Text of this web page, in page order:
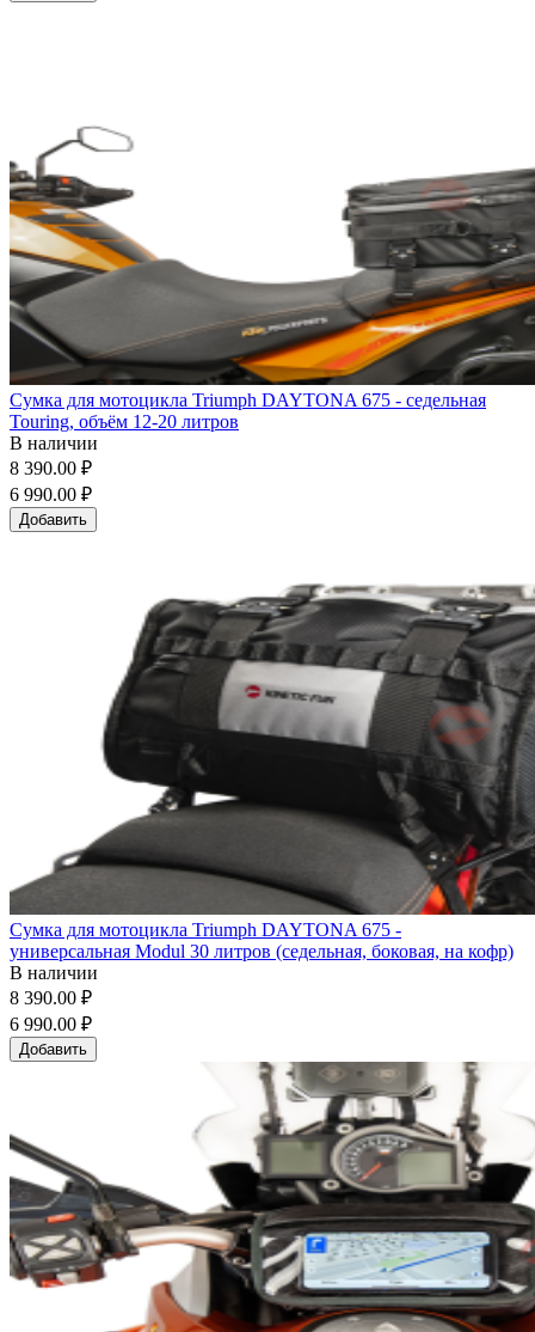
Сумка для мотоцикла Triumph DAYTONA 675 - седельная
Touring, объём 12-20 литров
В наличии
8 390.00 ₽
6 990.00 ₽
Добавить
Сумка для мотоцикла Triumph DAYTONA 675 -
универсальная Modul 30 литров (седельная, боковая, на кофр)
В наличии
8 390.00 ₽
6 990.00 ₽
Добавить